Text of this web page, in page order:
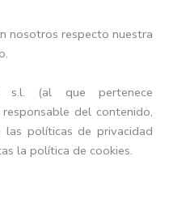
nosotros respecto nuestra
s.l. (al que pertenece
del contenido,
las políticas de privacidad
la política de cookies.